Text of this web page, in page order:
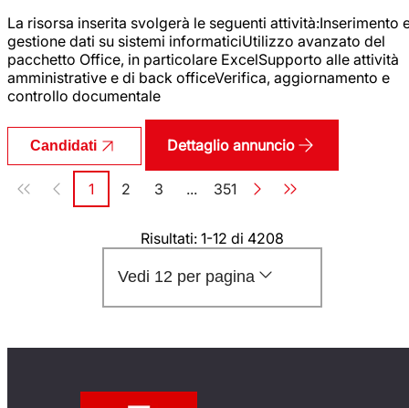
La risorsa inserita svolgerà le seguenti attività:Inserimento
gestione dati su sistemi informaticiUtilizzo avanzato del
pacchetto Office, in particolare ExcelSupporto alle attività
amministrative e di back officeVerifica, aggiornamento e
controllo documentale
Candidati Dettaglio annuncio
Paginazione
Pagina
1 Pagina
2 Pagina
3 ... Pagina
351
Risultati: 1-12 di 4208
Vedi 12 per pagina